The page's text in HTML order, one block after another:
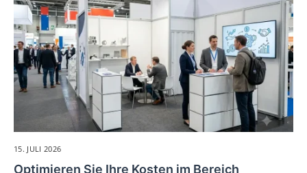
15. JULI 2026
Optimieren Sie Ihre Kosten im Bereich